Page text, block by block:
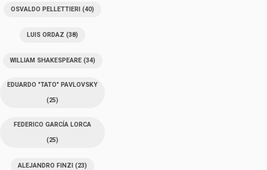
OSVALDO PELLETTIERI (40)
LUIS ORDAZ (38)
WILLIAM SHAKESPEARE(34)
EDUARDO "TATO" PAVLOVSKY
(25)
FEDERICO GARCÍA LORCA
(25)
ALEJANDRO FINZI (23)